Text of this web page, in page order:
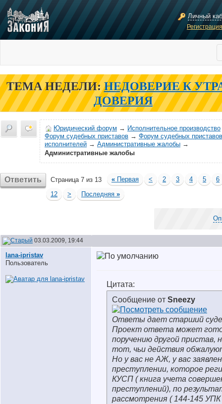
Личный
ТЕМА НЕДЕЛИ: НЕДОВЕРИЕ К
ДОВЕРИЯ
Юридический форум → Исполнительное производство
Форум судебных приставов → Форум судебных
исполнителей → Административные жалобы →
Административные жалобы
Ответить Страница 7 из 13 « Первая < 2 3 4 5
6
12
> Последняя »
03.03.2009, 19:44
lana-ipristav
Пользователь
Цитата:
Сообщение от Sneezy
Ответы дает старший
Проект ответа может
поручению другой пристав,
тот, чьи действия
Но у вас не АЖ, у вас
преступлении, которое
КУСП ( книга учета
преступлений), по
рассмотрения ( 144-145